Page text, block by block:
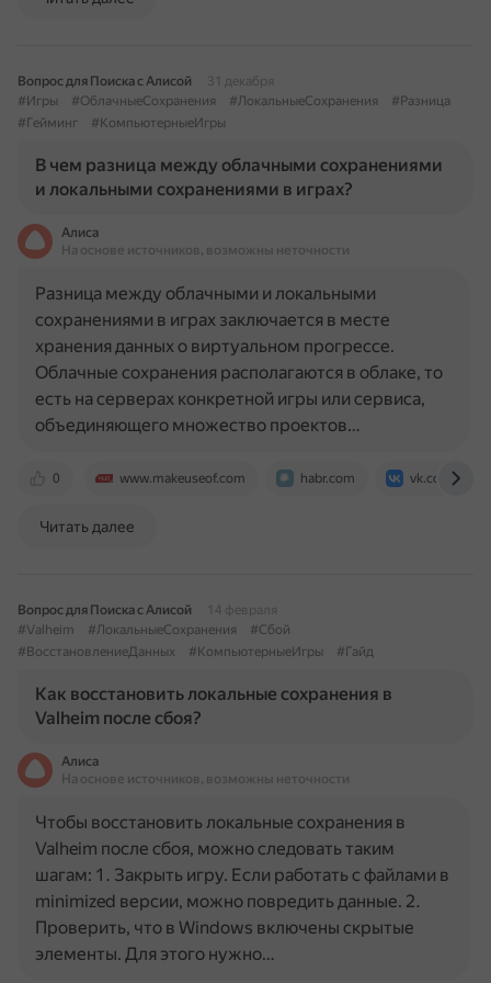
Вопрос для Поиска с Алисой
31 декабря
#Игры
#ОблачныеСохранения #ЛокальныеСохранения
#Разница
#Гейминг
#КомпьютерныеИгры
В чем разница между облачными сохранениями
и локальными сохранениями в играх?
Алиса
На основе источников, возможны неточности
0 www.makeuseof.com habr.com vk.com
Разница между облачными и локальными
сохранениями в играх заключается в месте
хранения данных о виртуальном прогрессе.
Облачные сохранения располагаются в облаке, то
есть на серверах конкретной игры или сервиса,
объединяющего множество проектов…
Читать далее
Вопрос для Поиска с Алисой
14 февраля
#Valheim
#ЛокальныеСохранения
#Сбой
#ВосстановлениеДанных
#КомпьютерныеИгры #Гайд
Как восстановить локальные сохранения в
Valheim после сбоя?
Алиса
На основе источников, возможны неточности
Чтобы восстановить локальные сохранения в
Valheim после сбоя, можно следовать таким
шагам: 1. Закрыть игру. Если работать с файлами в
minimized версии, можно повредить данные. 2.
Проверить, что в Windows включены скрытые
элементы. Для этого нужно…